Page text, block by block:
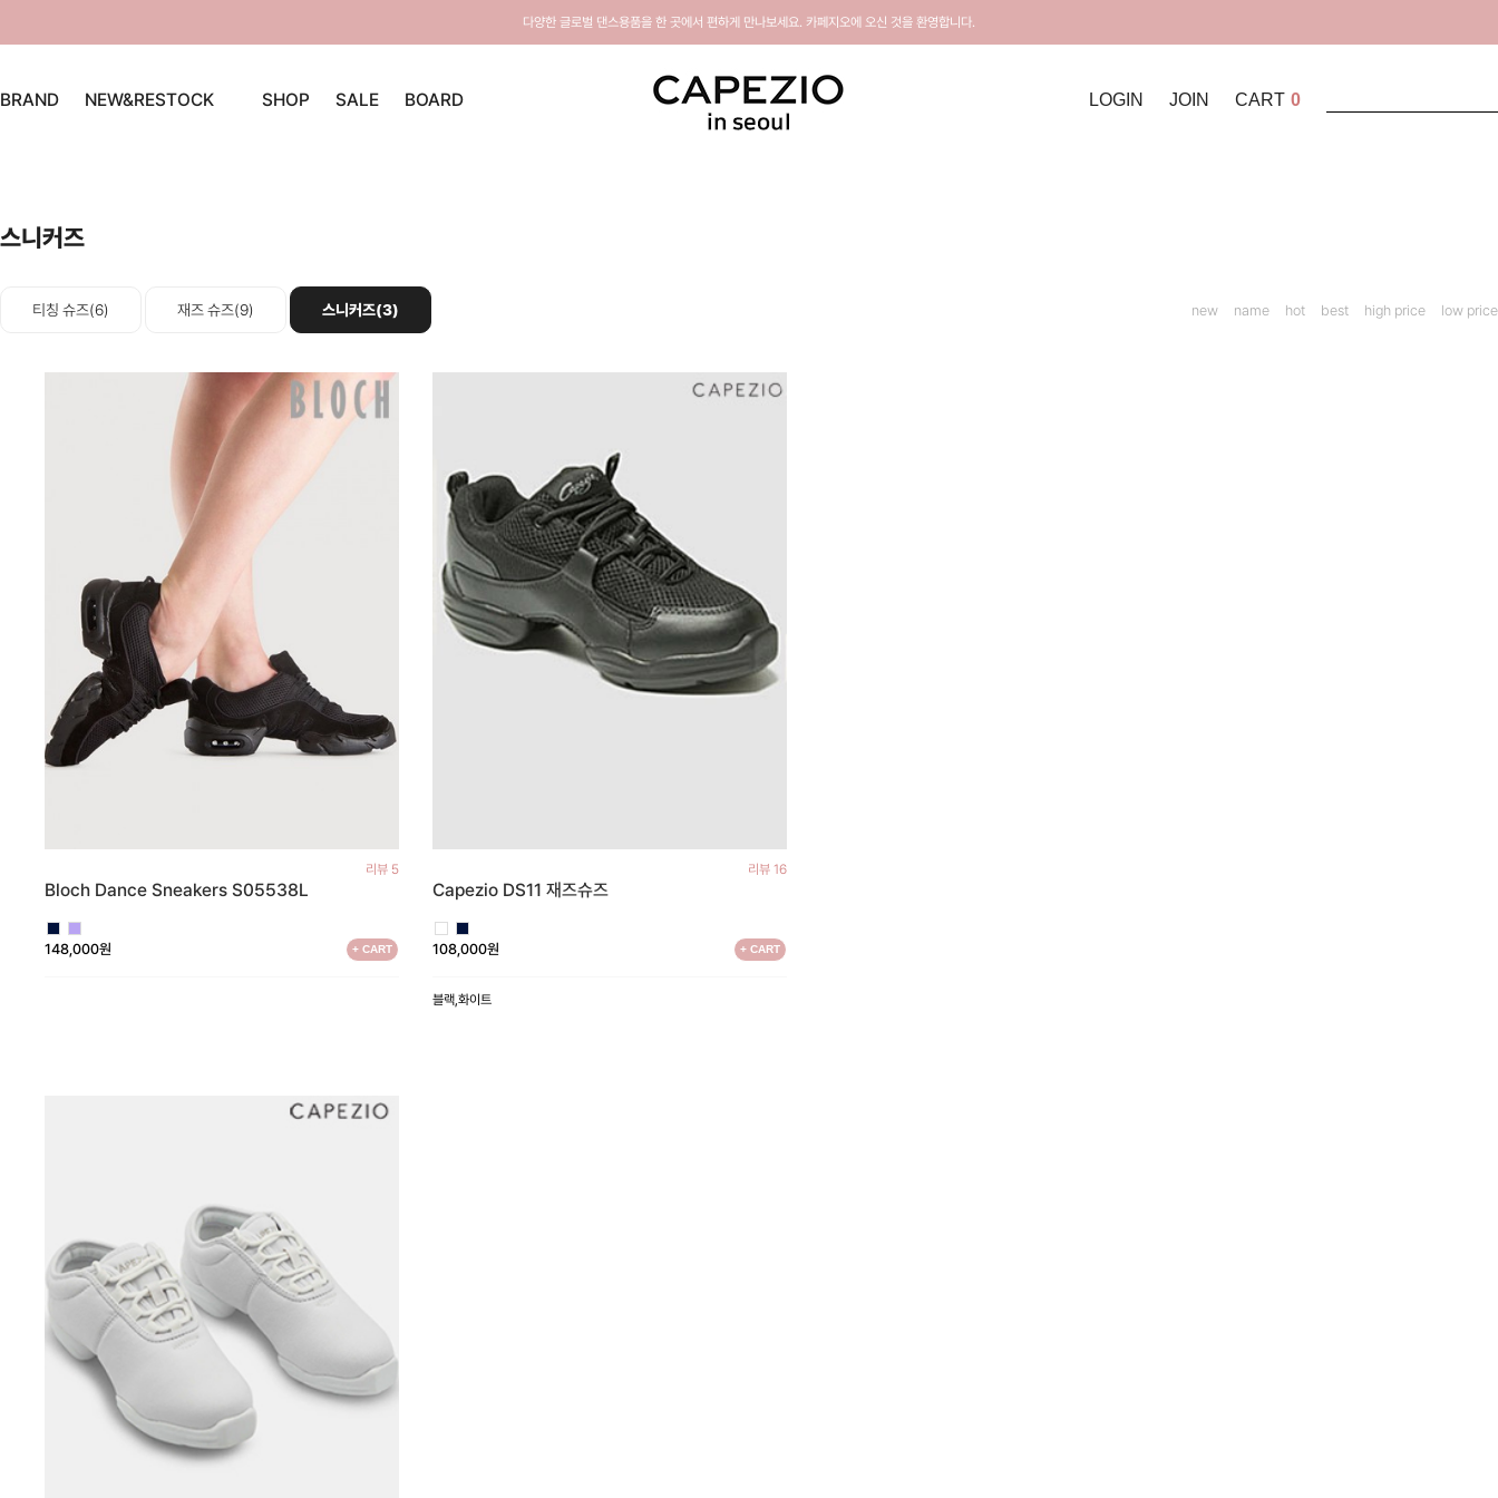
다양한 글로벌 댄스용품을 한 곳에서 편하게 만나보세요. 카페지오에 오신 것을 환영합니다.
BRAND NEW&RESTOCK SHOP SALE BOARD LOGIN JOIN CART 0
스니커즈
티칭 슈즈(6) 재즈 슈즈(9) 스니커즈(3) new name hot best high price low price
리뷰 5
Bloch Dance Sneakers S05538L
148,000원 + CART
리뷰 16
Capezio DS11 재즈슈즈
108,000원 + CART
블랙,화이트